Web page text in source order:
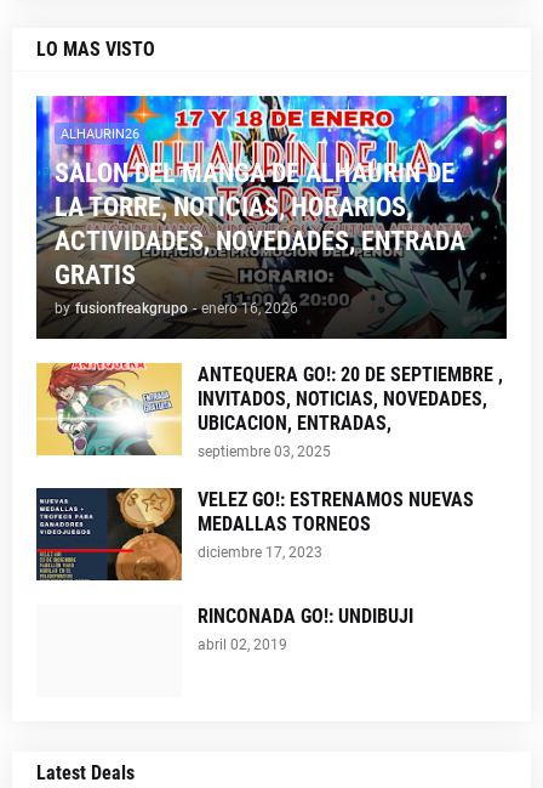
LO MAS VISTO
ALHAURIN26
SALON DEL MANGA DE ALHAURIN DE
LA TORRE, NOTICIAS, HORARIOS,
ACTIVIDADES, NOVEDADES, ENTRADA
GRATIS
by fusionfreakgrupo - enero 16, 2026
ANTEQUERA GO!: 20 DE SEPTIEMBRE ,
INVITADOS, NOTICIAS, NOVEDADES,
UBICACION, ENTRADAS,
septiembre 03, 2025
VELEZ GO!: ESTRENAMOS NUEVAS
MEDALLAS TORNEOS
diciembre 17, 2023
RINCONADA GO!: UNDIBUJI
abril 02, 2019
Latest Deals